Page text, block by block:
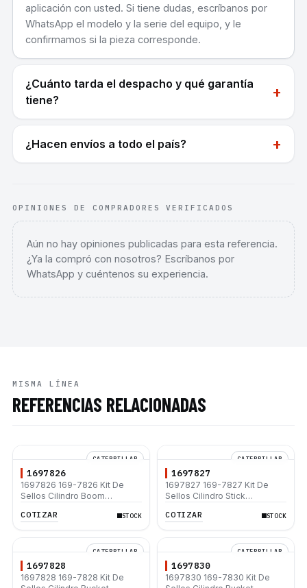
aplicación con usted. Si tiene dudas, escríbanos por
WhatsApp el modelo y la serie del equipo, y le
confirmamos si la pieza corresponde.
¿Cuánto tarda el despacho y qué garantía
tiene?
+
¿Hacen envíos a todo el país? +
OPINIONES DE COMPRADORES VERIFICADOS
Aún no hay opiniones publicadas para esta referencia.
¿Ya la compró con nosotros? Escríbanos por
WhatsApp y cuéntenos su experiencia.
MISMA LÍNEA
REFERENCIAS RELACIONADAS
CATERPILLAR
1697826
1697826 169-7826 Kit De
Sellos Cilindro Boom
308C
COTIZAR STOCK
CATERPILLAR
1697827
1697827 169-7827 Kit De
Sellos Cilindro Stick
345C
COTIZAR STOCK
CATERPILLAR
1697828
1697828 169-7828 Kit De
CATERPILLAR
1697830
1697830 169-7830 Kit De